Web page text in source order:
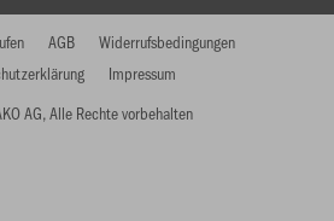
AG, Alle Rechte vorbehalten
AGB
Widerrufsbedingungen
Impressum